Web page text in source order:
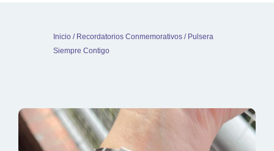
Inicio/ Recordatorios Conmemorativos/ Pulsera
Siempre Contigo